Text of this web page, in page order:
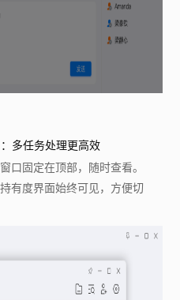
多任务处理更高效
口固定在顶部，随时查看。
有度界面始终可见，方便切